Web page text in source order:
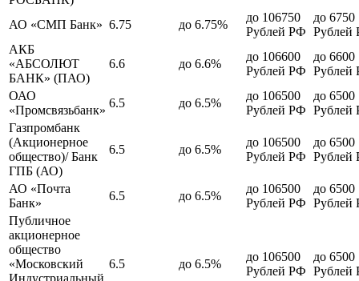
АО «СМП Банк» 6.75 до 6.75%
до 106750
Рублей РФ
до 6750
Рублей
АКБ
«АБСОЛЮТ
БАНК» (ПАО)
6.6 до 6.6%
до 106600
Рублей РФ
до 6600
Рублей
ОАО
«Промсвязьбанк»
6.5 до 6.5%
до 106500
Рублей РФ
до 6500
Рублей
Газпромбанк
(Акционерное
общество)/ Банк
ГПБ (АО)
6.5 до 6.5%
до 106500
Рублей РФ
до 6500
Рублей
АО «Почта
Банк»
6.5 до 6.5%
до 106500
Рублей РФ
до 6500
Рублей
Публичное
акционерное
общество
«Московский
Индустриальный
6.5 до 6.5%
до 106500
Рублей РФ
до 6500
Рублей